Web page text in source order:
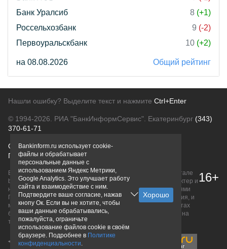
Банк Уралсиб
8 (+1)
Россельхозбанк
9 (-2)
Первоуральскбанк
10 (+2)
на 08.08.2026 Общий рейтинг
Нашли ошибку? Выделите текст и нажмите Ctrl+Enter
© 1994-2026. РИА "БанкИнформСервис". Екатеринбург (343)
370-61-71
О проектеПолитика конфиденциальности
Правовая информацияДля рекламодателей
Вся информация о продуктах банков, размещенная на портале
bankinform.ru, носит исключительно ознакомительный характер и
не является публичной офертой, определяемой положениями
ГК РФ. Информация не содержит точного и полного описания, и
может быть изменена. Конечные условия уточняйте на сайтах
банков или при личном обращении. Исключительное право на
товарные знаки принадлежит их правообладателям.
16+
Bankinform.ru использует cookie-
файлы и обрабатывает
персональные данные с
использованием Яндекс Метрики,
Google Analytics. Это улучшает работу
сайта и взаимодействие с ним.
Подтвердите ваше согласие, нажав
кнопу Ок. Если вы не хотите, чтобы
ваши данные обрабатывались,
пожалуйста, ограничьте
использование файлов cookie в своём
браузере. Подробнее в Политике
конфиденциальности.